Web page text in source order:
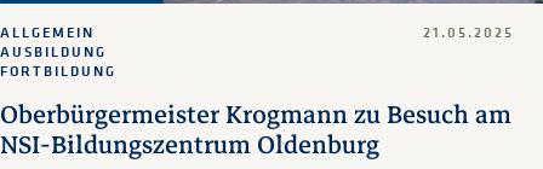
Oberbürgermeister Krogmann zu Besuch am
NSI-Bildungszentrum Oldenburg
ALLGEMEIN
AUSBILDUNG
FORTBILDUNG
21.05.2025